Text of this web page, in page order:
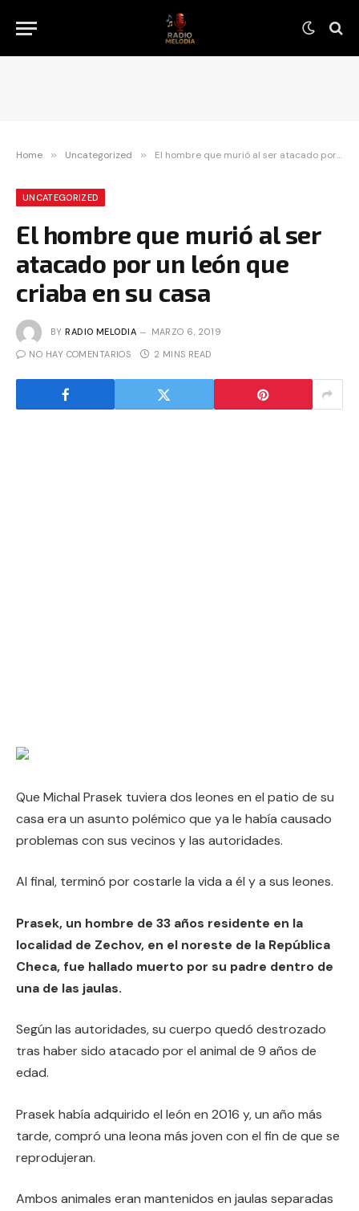
Home » Uncategorized » El hombre que murió al ser atacado por un león que criaba en su casa
UNCATEGORIZED
El hombre que murió al ser
atacado por un león que
criaba en su casa
BY RADIO MELODIA MARZO 6, 2019
NO HAY COMENTARIOS 2 MINS READ
Que Michal Prasek tuviera dos leones en el patio de su
casa era un asunto polémico que ya le había causado
problemas con sus vecinos y las autoridades.
Al final, terminó por costarle la vida a él y a sus leones.
Prasek, un hombre de 33 años residente en la
localidad de Zechov, en el noreste de la República
Checa, fue hallado muerto por su padre dentro de
una de las jaulas.
Según las autoridades, su cuerpo quedó destrozado
tras haber sido atacado por el animal de 9 años de
edad.
Prasek había adquirido el león en 2016 y, un año más
tarde, compró una leona más joven con el fin de que se
reprodujeran.
Ambos animales eran mantenidos en jaulas separadas